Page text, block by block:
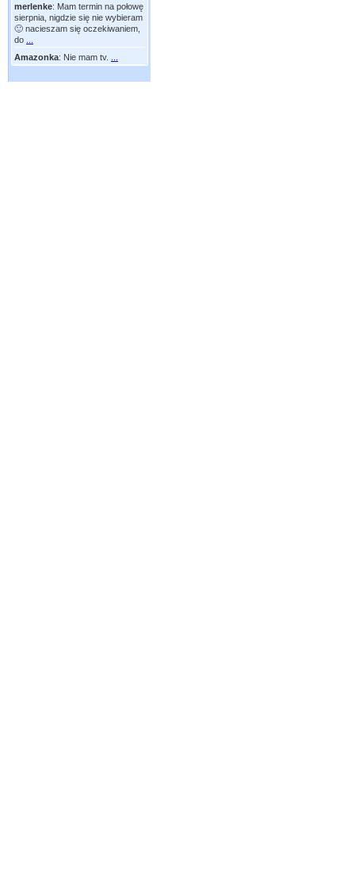
merlenke: Mam termin na połowę
sierpnia, nigdzie się nie wybieram
🙂 nacieszam się oczekiwaniem,
do
Amazonka: Nie mam tv.